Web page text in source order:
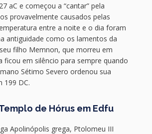
aC e começou a “cantar” pela
provavelmente causados ​​pelas
entre a noite e o dia foram
antiguidade como os lamentos da
filho Memnon, que morreu em
ficou em silêncio para sempre quando
Sétimo Severo ordenou sua
199 DC.
de Hórus em Edfu
Apolinópolis grega, Ptolomeu III